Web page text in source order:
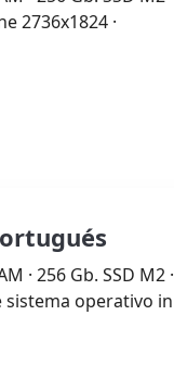
2736x1824 ·
· 256 Gb. SSD M2 ·
sistema operativo in